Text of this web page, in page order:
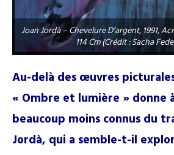
Joan Jordà – Chevelure D’argent, 1991,
114 Cm (Crédit : Sacha
Au-delà des œuvres
« Ombre et lumière » donne
beaucoup moins connus du
Jordà, qui a semble-t-il